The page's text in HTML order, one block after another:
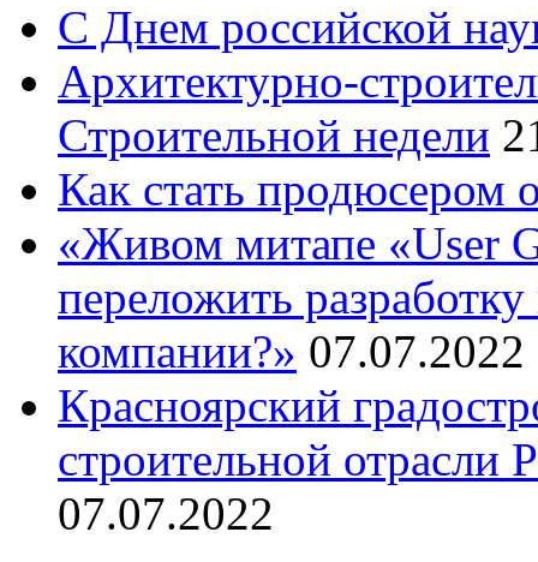
С Днем российской
Архитектурно-
Строительной недели
Как стать продюсером
«Живом митапе «User
переложить
компании?» 07.07.2022
Красноярский
строительной отрасли
07.07.2022